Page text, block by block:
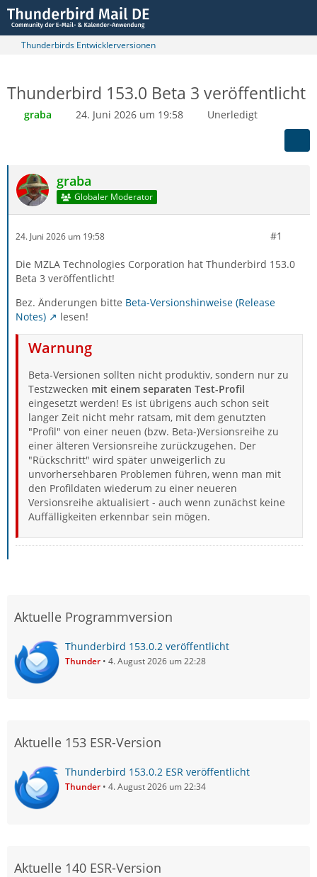
Thunderbirds Entwicklerversionen
Thunderbird 153.0 Beta 3 veröffentlicht
graba 24. Juni 2026 um 19:58 Unerledigt
graba
Globaler Moderator
24. Juni 2026 um 19:58 #1
Die MZLA Technologies Corporation hat Thunderbird 153.0
Beta 3 veröffentlicht!
Bez. Änderungen bitte Beta-Versionshinweise (Release
Notes)
lesen!
Warnung
Beta-Versionen sollten nicht produktiv, sondern nur zu
Testzwecken mit einem separaten Test-Profil
eingesetzt werden! Es ist übrigens auch schon seit
langer Zeit nicht mehr ratsam, mit dem genutzten
"Profil" von einer neuen (bzw. Beta-)Versionsreihe zu
einer älteren Versionsreihe zurückzugehen. Der
"Rückschritt" wird später unweigerlich zu
unvorhersehbaren Problemen führen, wenn man mit
den Profildaten wiederum zu einer neueren
Versionsreihe aktualisiert - auch wenn zunächst keine
Auffälligkeiten erkennbar sein mögen.
Aktuelle Programmversion
Thunderbird 153.0.2 veröffentlicht
Thunder 4. August 2026 um 22:28
Aktuelle 153 ESR-Version
Thunderbird 153.0.2 ESR veröffentlicht
Thunder 4. August 2026 um 22:34
Aktuelle 140 ESR-Version